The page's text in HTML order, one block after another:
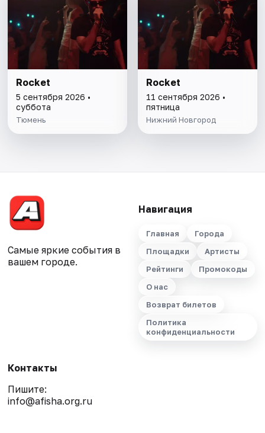
Rocket
5 сентября 2026 •
суббота
Тюмень
Rocket
11 сентября 2026 •
пятница
Нижний Новгород
Самые яркие события в
вашем городе.
Навигация
Главная
Города
Площадки
Артисты
Рейтинги
Промокоды
О нас
Возврат билетов
Политика
конфиденциальности
Контакты
Пишите:
info@afisha.org.ru